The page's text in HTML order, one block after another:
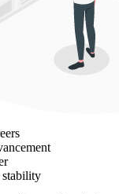
stability